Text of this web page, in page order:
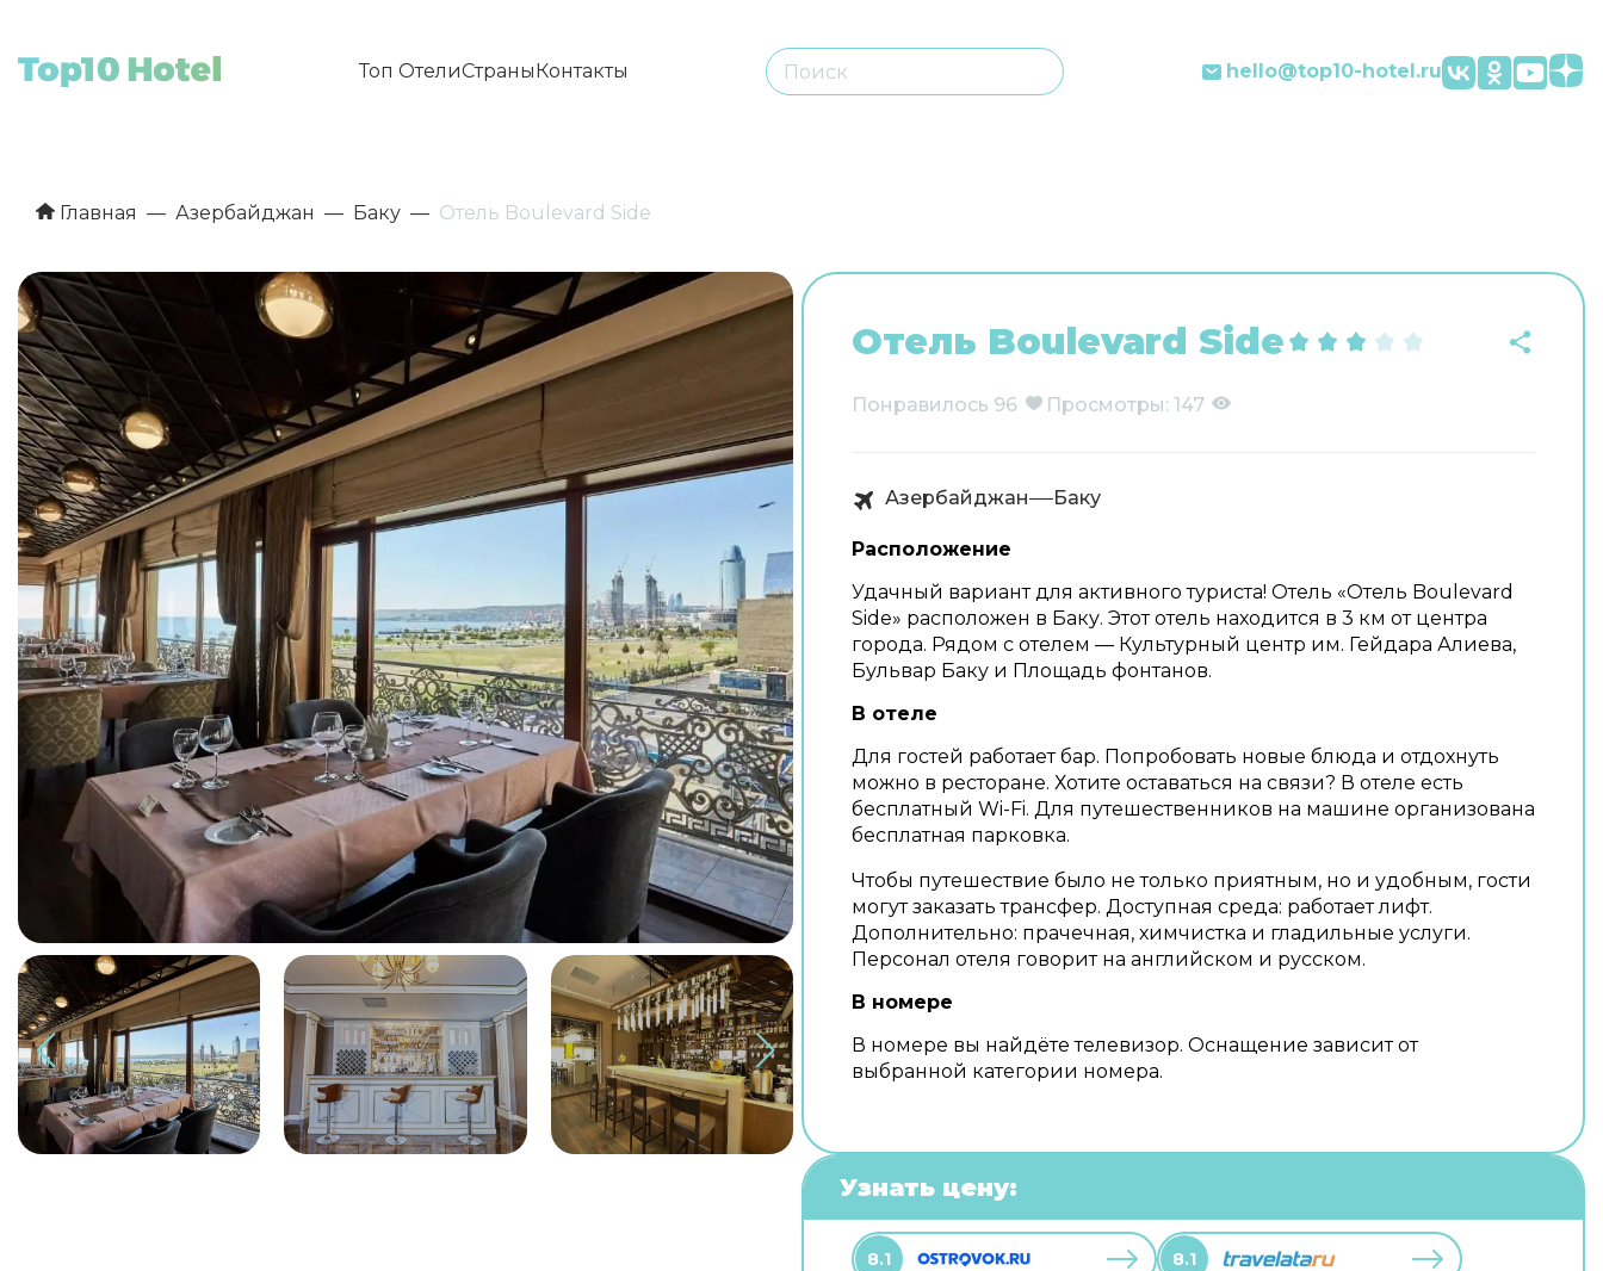
Топ ОтелиСтраныКонтакты hello@top10-hotel.ru
Главная Азербайджан Баку Отель Boulevard Side
Отель Boulevard Side
Понравилось 96 Просмотры: 147
Азербайджан Баку
Расположение
Удачный вариант для активного туриста! Отель «Отель Boulevard
Side» расположен в Баку. Этот отель находится в 3 км от центра
города. Рядом с отелем — Культурный центр им. Гейдара Алиева,
Бульвар Баку и Площадь фонтанов.
В отеле
Для гостей работает бар. Попробовать новые блюда и отдохнуть
можно в ресторане. Хотите оставаться на связи? В отеле есть
бесплатный Wi-Fi. Для путешественников на машине организована
бесплатная парковка.
Чтобы путешествие было не только приятным, но и удобным, гости
могут заказать трансфер. Доступная среда: работает лифт.
Дополнительно: прачечная, химчистка и гладильные услуги.
Персонал отеля говорит на английском и русском.
В номере
В номере вы найдёте телевизор. Оснащение зависит от
выбранной категории номера.
Узнать цену:
8.1 8.1